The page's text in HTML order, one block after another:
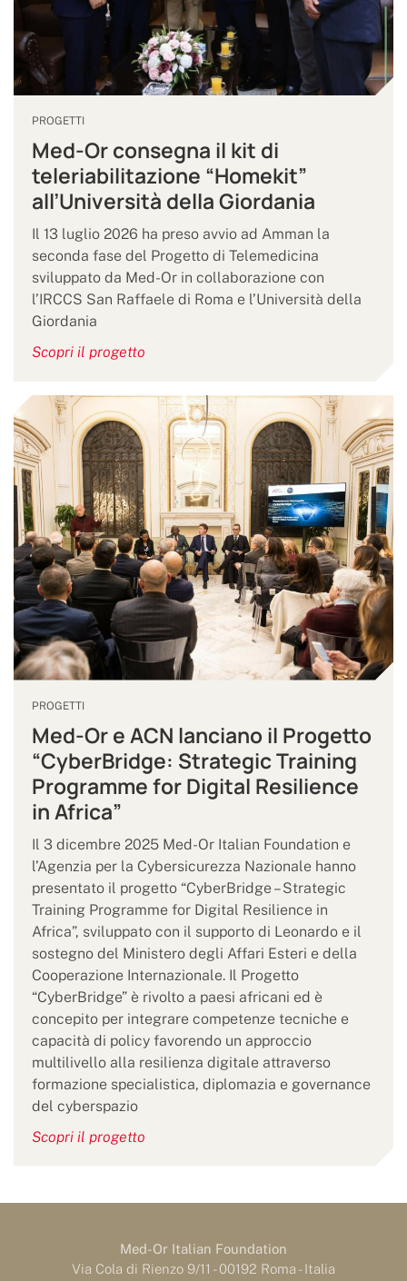
PROGETTI
Med-Or consegna il kit di
teleriabilitazione “Homekit”
all’Università della Giordania
Il 13 luglio 2026 ha preso avvio ad Amman la
seconda fase del Progetto di Telemedicina
sviluppato da Med-Or in collaborazione con
l’IRCCS San Raffaele di Roma e l’Università della
Giordania
Scopri il progetto
PROGETTI
Med-Or e ACN lanciano il Progetto
“CyberBridge: Strategic Training
Programme for Digital Resilience
in Africa”
Il 3 dicembre 2025 Med-Or Italian Foundation e
l’Agenzia per la Cybersicurezza Nazionale hanno
presentato il progetto “CyberBridge – Strategic
Training Programme for Digital Resilience in
Africa”, sviluppato con il supporto di Leonardo e il
sostegno del Ministero degli Affari Esteri e della
Cooperazione Internazionale. Il Progetto
“CyberBridge” è rivolto a paesi africani ed è
concepito per integrare competenze tecniche e
capacità di policy favorendo un approccio
multilivello alla resilienza digitale attraverso
formazione specialistica, diplomazia e governance
del cyberspazio
Scopri il progetto
Med-Or Italian Foundation
Via Cola di Rienzo 9/11 - 00192 Roma - Italia